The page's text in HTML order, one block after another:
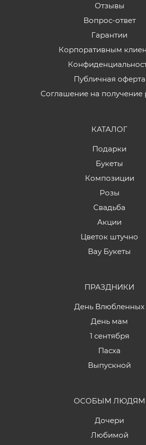
Отзывы
Вопрос-ответ
Гарантии
Корпоративным
Публичная оферта
Соглашение на получение
КАТАЛОГ
Подарки
Букеты
Композиции
Розы
Свадьба
Акции
Цветок штучно
Вау Букеты
ПРАЗДНИКИ
День Влюбленных
День мам
1 сентября
Пасха
Выпускной
ОСОБЫМ ЛЮДЯМ
Дочери
Любимой